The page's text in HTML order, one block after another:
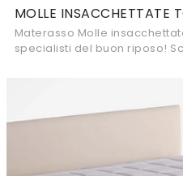
MOLLE INSACCHETTATE
Materasso Molle
specialisti del buon riposo!